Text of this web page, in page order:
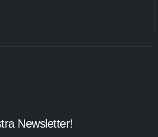
Newsletter!